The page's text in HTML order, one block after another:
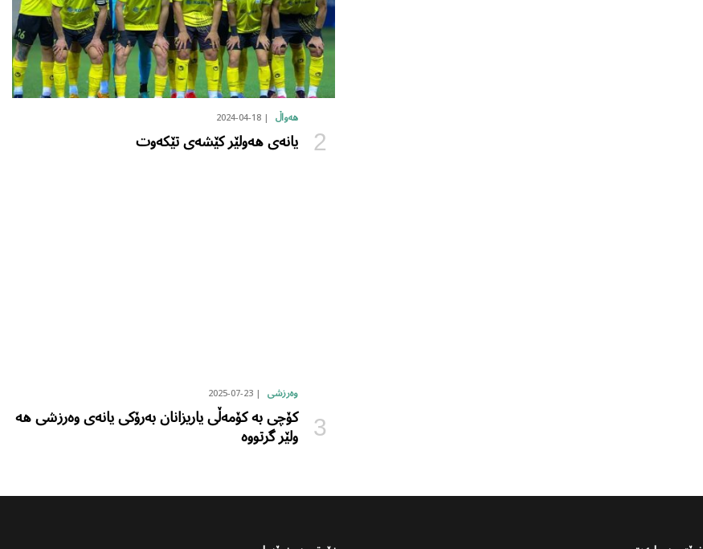
هەواڵ 2024-04-18
یانەی هەولێر کێشەی تێکەوت
وەرزشی 2025-07-23
کۆچی بە کۆمەڵی یاریزانان بەرۆکی یانەی وەرزشی هە
ولێر گرتووە